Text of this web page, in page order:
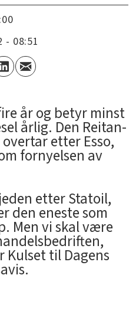
- 08:51
år og betyr minst
årlig. Den Reitan-
etter Esso,
fornyelsen av
etter Statoil,
den eneste som
Men vi skal være
Kulset til Dagens